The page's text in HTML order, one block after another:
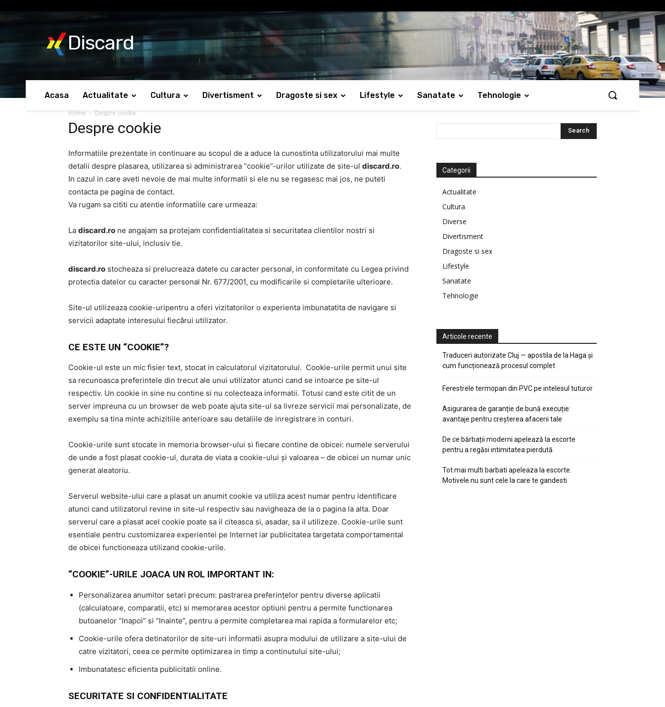
Discard
Acasa Actualitate Cultura Divertisment Dragoste si sex Lifestyle Sanatate Tehnologie
Home Despre cookie
Despre cookie
Informatiile prezentate in continuare au scopul de a aduce la cunostinta utilizatorului mai multe
detalii despre plasarea, utilizarea si administrarea “cookie”-urilor utilizate de site-ul discard.ro.
In cazul in care aveti nevoie de mai multe informatii si ele nu se regasesc mai jos, ne puteti
contacta pe pagina de contact.
Va rugam sa cititi cu atentie informatiile care urmeaza:
La discard.ro ne angajam sa protejam confidentialitatea si securitatea clientilor nostri si
vizitatorilor site-ului, inclusiv tie.
discard.ro stocheaza si prelucreaza datele cu caracter personal, in conformitate cu Legea privind
protectia datelor cu caracter personal Nr. 677/2001, cu modificarile si completarile ulterioare.
Site-ul utilizeaza cookie-uripentru a oferi vizitatorilor o experienta imbunatatita de navigare si
servicii adaptate interesului fiecărui utilizator.
CE ESTE UN “COOKIE”?
Cookie-ul este un mic fisier text, stocat in calculatorul vizitatorului. Cookie-urile permit unui site
sa recunoasca preferintele din trecut ale unui utilizator atunci cand se intoarce pe site-ul
respectiv. Un cookie in sine nu contine si nu colecteaza informatii. Totusi cand este citit de un
server impreuna cu un browser de web poate ajuta site-ul sa livreze servicii mai personalizate, de
exemplu sa tina minte achizitiile anterioare sau detaliile de inregistrare in conturi.
Cookie-urile sunt stocate in memoria browser-ului si fiecare contine de obicei: numele serverului
de unde a fost plasat cookie-ul, durata de viata a cookie-ului și valoarea – de obicei un numar unic
generat aleatoriu.
Serverul website-ului care a plasat un anumit cookie va utiliza acest numar pentru identificare
atunci cand utilizatorul revine in site-ul respectiv sau navigheaza de la o pagina la alta. Doar
serverul care a plasat acel cookie poate sa il citeasca si, asadar, sa il utilizeze. Cookie-urile sunt
esentiale pentru customizarea experientei pe Internet iar publicitatea targetata comportamental
de obicei functioneaza utilizand cookie-urile.
“COOKIE”-URILE JOACA UN ROL IMPORTANT IN:
Personalizarea anumitor setari precum: pastrarea preferințelor pentru diverse aplicatii
(calculatoare, comparatii, etc) si memorarea acestor optiuni pentru a permite functionarea
butoanelor “Inapoi” si “Inainte”, pentru a permite completarea mai rapida a formularelor etc;
Cookie-urile ofera detinatorilor de site-uri informatii asupra modului de utilizare a site-ului de
catre vizitatori, ceea ce permite optimizarea in timp a continutului site-ului;
Imbunatatesc eficienta publicitatii online.
SECURITATE SI CONFIDENTIALITATE
Categorii
Actualitate
Cultura
Diverse
Divertisment
Dragoste si sex
Lifestyle
Sanatate
Tehnologie
Articole recente
Traduceri autorizate Cluj — apostila de la Haga și
cum funcționează procesul complet
Ferestrele termopan din PVC pe intelesul tuturor
Asigurarea de garanție de bună execuție:
avantaje pentru creșterea afacerii tale
De ce bărbații moderni apelează la escorte
pentru a regăsi intimitatea pierdută
Tot mai multi barbati apeleaza la escorte.
Motivele nu sunt cele la care te gandesti